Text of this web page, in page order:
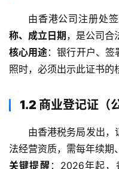
由香港公司注册处
称、成立日期 ，是公司合
核心用途：银行开户、
照时，必须出示此证书的
1.2 商业登记证（
由香港税务局发出，
法经营资质，需每年续期
关键提醒 ：2026年起